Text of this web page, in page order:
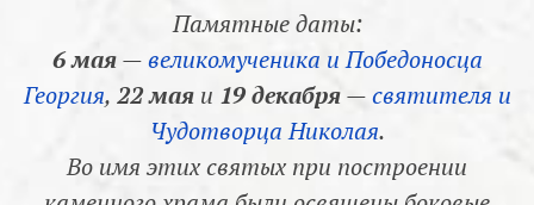
Памятные даты:
6 мая—великомученика и Победоносца
Георгия, 22 маяи 19 декабря—святителя и
Чудотворца Николая.
Во имя этих святых при построении